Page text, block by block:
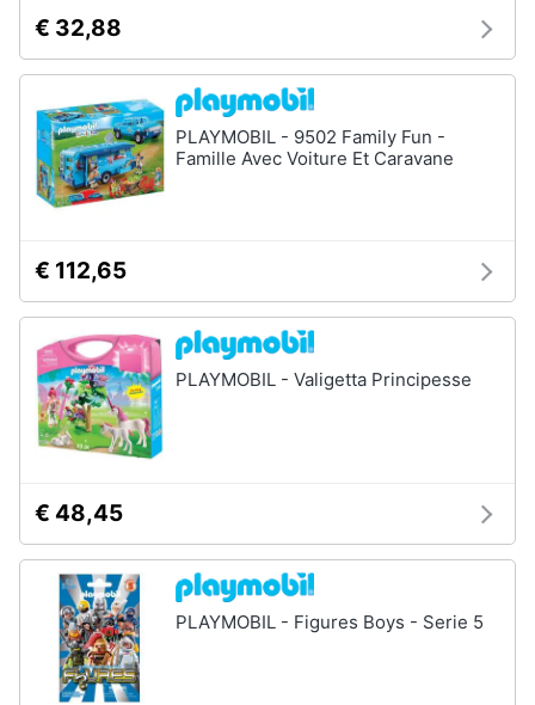
società
e
tavolo
Giochi
per
Natale
Bowling
Carte
pokemon
Vedi
tutti
educativi
creativi
Puzzle
Mappamondo
Geomag
Mattoncini
€ 32,88
PLAYMOBIL - 9502 Family Fun -
Famille Avec Voiture Et Caravane
€ 112,65
PLAYMOBIL - Valigetta Principesse
€ 48,45
PLAYMOBIL - Figures Boys - Serie 5